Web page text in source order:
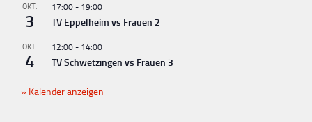
OKT.
3
17:00 - 19:00
TV Eppelheim vs Frauen 2
OKT.
4
12:00 - 14:00
TV Schwetzingen vs Frauen 3
Kalender anzeigen